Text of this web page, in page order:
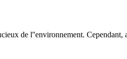
de l''environnement. Cependant,